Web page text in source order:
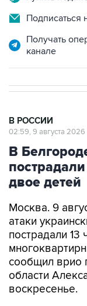
Получать
В
двое детей
Москва. 9
пострадали 13
сообщил врио
области
воскресенье.
"Белгород